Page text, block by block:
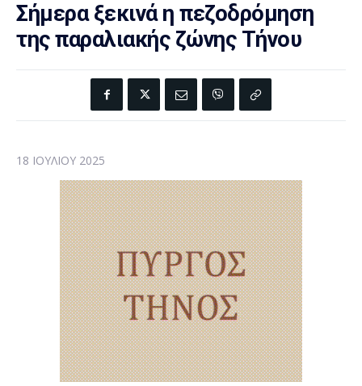
Σήμερα ξεκινά η πεζοδρόμηση
της παραλιακής ζώνης Τήνου
18 ΙΟΥΛΊΟΥ 2025